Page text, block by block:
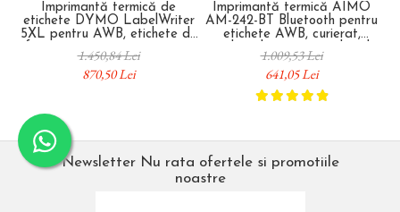
Imprimantă termică de
etichete DYMO LabelWriter
5XL pentru AWB, etichete de
format mare și imprimare pe
role de mare capacitate
2112725
1.450,84 Lei
870,50 Lei
Imprimantă termică AIMO
AM-242-BT Bluetooth pentru
etichete AWB, curierat,
produse, bijuterii și coduri de
bare, conectare Bluetooth și
USB, compatibilă cu etichete
originale și compatibile
DYMO Label
1.009,53 Lei
641,05 Lei
Newsletter Nu rata ofertele si promotiile
noastre